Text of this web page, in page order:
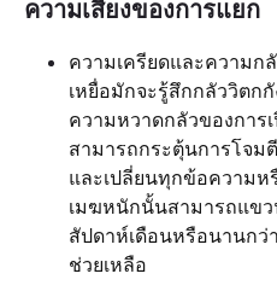
ความเสี่ยงของการแยก
ความเครียดและความก
เหยื่อมักจะรู้สึกกลัววิตก
ความหวาดกลัวของการ
สามารถกระตุ้นการโจม
และเปลี่ยนทุกข้อความห
เมฆหนักนั้นสามารถแขว
สัปดาห์เดือนหรือนานกว่
ช่วยเหลือ